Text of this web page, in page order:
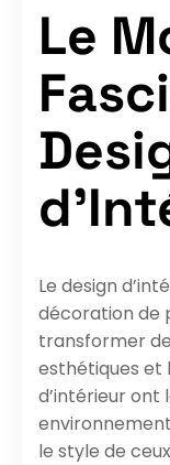
Le
Le design
décoration de
transformer
esthétiques et
d’intérieur ont
le style de